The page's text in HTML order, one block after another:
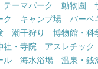
テーマパーク 動物園
ク
キャンプ場 バーベ
潮干狩り 博物館・科
社・寺院 アスレチック
ル 海水浴場 温泉・銭